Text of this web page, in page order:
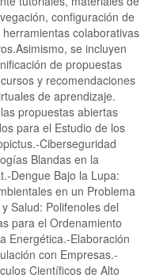
configuración de
colaborativas
se incluyen
de propuestas
y recomendaciones
de aprendizaje.
propuestas abiertas
para el Estudio de los
Ciberseguridad
Blandas en la
Dengue Bajo la Lupa:
en un Problema
Salud: Polifenoles del
para el Ordenamiento
Energética.-Elaboración
con Empresas.-
Científicos de Alto